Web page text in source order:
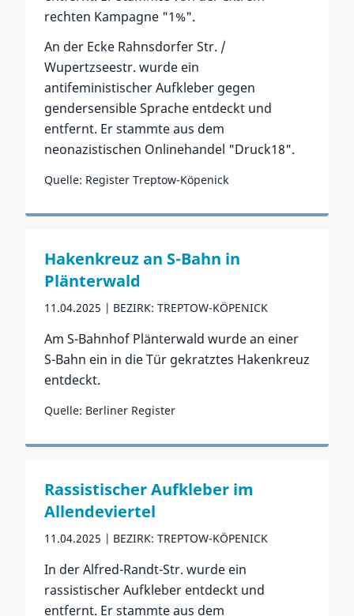
rechten Kampagne "1%".
An der Ecke Rahnsdorfer Str. /
Wupertzseestr. wurde ein
antifeministischer Aufkleber gegen
gendersensible Sprache entdeckt und
entfernt. Er stammte aus dem
neonazistischen Onlinehandel "Druck18".
Quelle: Register Treptow-Köpenick
Zum Vorfall
Hakenkreuz an S-Bahn in
Plänterwald
11.04.2025 BEZIRK: TREPTOW-KÖPENICK
Am S-Bahnhof Plänterwald wurde an einer
S-Bahn ein in die Tür gekratztes Hakenkreuz
entdeckt.
Quelle: Berliner Register
Zum Vorfall
Rassistischer Aufkleber im
Allendeviertel
11.04.2025 BEZIRK: TREPTOW-KÖPENICK
In der Alfred-Randt-Str. wurde ein
rassistischer Aufkleber entdeckt und
entfernt. Er stammte aus dem